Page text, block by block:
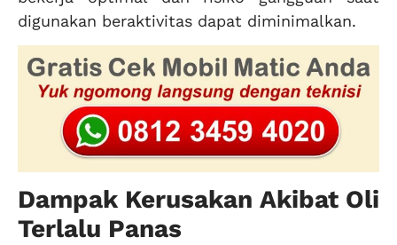
digunakan beraktivitas dapat diminimalkan.
Dampak Kerusakan Akibat Oli
Terlalu Panas